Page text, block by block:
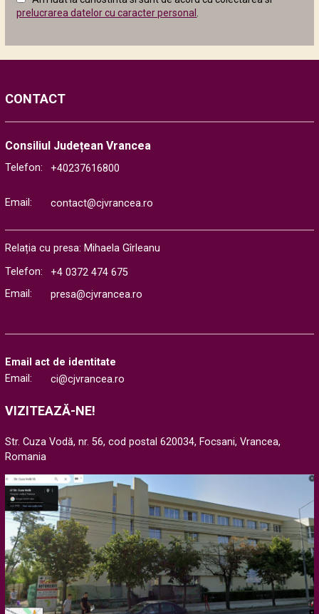
prelucrarea datelor cu caracter personal .
CONTACT
Consiliul Județean Vrancea
Telefon: +40237616800
Email: contact@cjvrancea.ro
Relația cu presa: Mihaela Gîrleanu
Telefon:
+4 0372 474 675
Email:
presa@cjvrancea.ro
Email act de identitate
Email:
ci@cjvrancea.ro
VIZITEAZĂ-NE!
Str. Cuza Vodă, nr. 56, cod postal 620034, Focsani, Vrancea,
Romania